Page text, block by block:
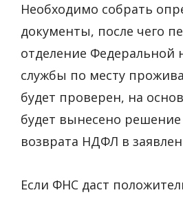
Необходимо собрать
документы, после чего
отделение Федеральной
службы по месту
будет проверен, на
будет вынесено
возврата НДФЛ в
Если ФНС даст